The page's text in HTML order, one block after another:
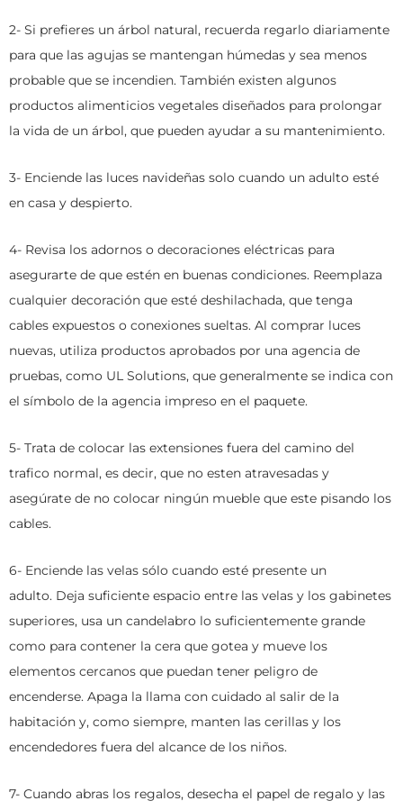
2- Si prefieres un árbol natural, recuerda regarlo diariamente
para que las agujas se mantengan húmedas y sea menos
probable que se incendien. También existen algunos
productos alimenticios vegetales diseñados para prolongar
la vida de un árbol, que pueden ayudar a su mantenimiento.
3- Enciende las luces navideñas solo cuando un adulto esté
en casa y despierto.
4- Revisa los adornos o decoraciones eléctricas para
asegurarte de que estén en buenas condiciones. Reemplaza
cualquier decoración que esté deshilachada, que tenga
cables expuestos o conexiones sueltas. Al comprar luces
nuevas, utiliza productos aprobados por una agencia de
pruebas, como UL Solutions, que generalmente se indica con
el símbolo de la agencia impreso en el paquete.
5- Trata de colocar las extensiones fuera del camino del
trafico normal, es decir, que no esten atravesadas y
asegúrate de no colocar ningún mueble que este pisando los
cables.
6- Enciende las velas sólo cuando esté presente un
adulto. Deja suficiente espacio entre las velas y los gabinetes
superiores, usa un candelabro lo suficientemente grande
como para contener la cera que gotea y mueve los
elementos cercanos que puedan tener peligro de
encenderse. Apaga la llama con cuidado al salir de la
habitación y, como siempre, manten las cerillas y los
encendedores fuera del alcance de los niños.
7- Cuando abras los regalos, desecha el papel de regalo y las